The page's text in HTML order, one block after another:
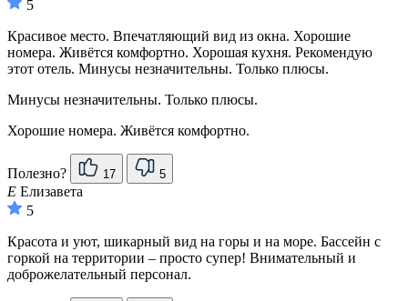
5
Красивое место. Впечатляющий вид из окна. Хорошие
номера. Живётся комфортно. Хорошая кухня. Рекомендую
этот отель. Минусы незначительны. Только плюсы.
Минусы незначительны. Только плюсы.
Хорошие номера. Живётся комфортно.
Полезно? 17 5
Е Елизавета
5
Красота и уют, шикарный вид на горы и на море. Бассейн с
горкой на территории – просто супер! Внимательный и
доброжелательный персонал.